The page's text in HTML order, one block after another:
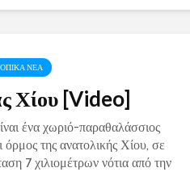
ΝΕΑ
Χίου [Video]
ένα χωριό-παραθαλάσσιος
όρμος της ανατολικής Χίου, σε
7 χιλιομέτρων νότια από την